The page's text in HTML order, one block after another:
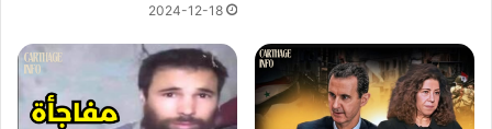
2024-12-18